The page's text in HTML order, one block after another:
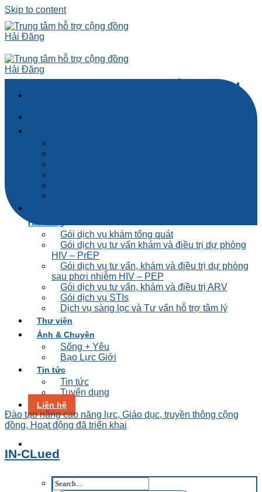
Skip to content
Hải Đăng
Gói dịch vụ khám tổng quát
Gói dịch vụ tư vấn khám và điều trị dự phòng
HIV – PrEP
Gói dịch vụ tư vấn, khám và điều trị dự phòng
sau phơi nhiễm HIV – PEP
Gói dịch vụ tư vấn, khám và điều trị ARV
Gói dịch vụ STIs
Dịch vụ sàng lọc và Tư vấn hỗ trợ tâm lý
Thư viện
Ảnh & Chuyện
Sống + Yêu
Bạo Lực Giới
Tin tức
Tin tức
Tuyển dụng
Liên hệ
HOẠT ĐỘNG ĐÃ TRIỂN KHAI
Đào tạo nâng cao năng lực, Giáo dục, truyền thông cộng
đồng, Hoạt động đã triển khai
IN-CLued